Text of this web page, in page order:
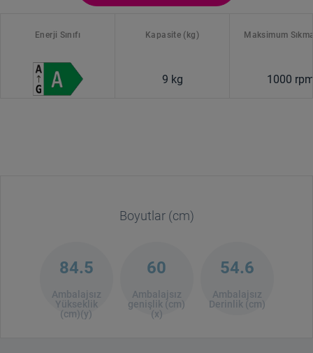
Enerji Sınıfı Kapasite (kg)
9 kg
Maksimum
1000
Boyutlar (cm)
84.5
Ambalajsız
Yükseklik
(cm)(y)
60
Ambalajsız
genişlik (cm)
(x)
54.6
Ambalajsız
Derinlik (cm)